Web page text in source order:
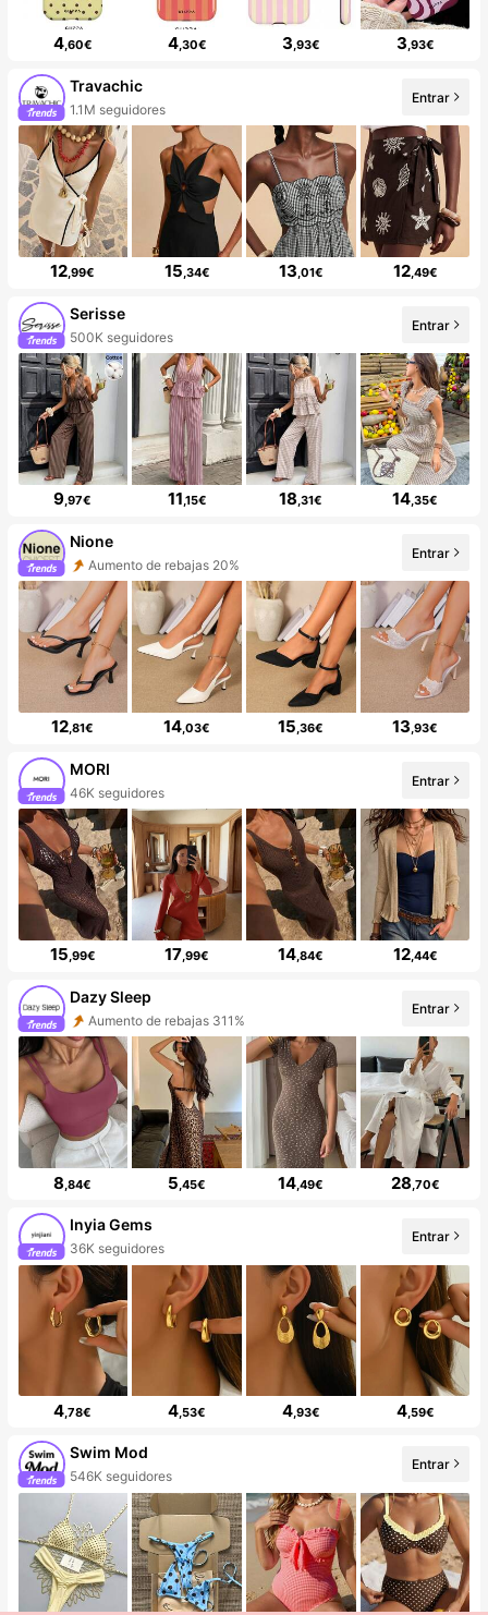
4,60€ 4,30€ 3,93€ 3,93€
Travachic
1.1M seguidores
Entrar
12,99€ 15,34€ 13,01€ 12,49€
Serisse
500K seguidores
Entrar
9,97€ 11,15€ 18,31€ 14,35€
Nione
Aumento de rebajas 20%
Entrar
12,81€ 14,03€ 15,36€ 13,93€
MORI
46K seguidores
Entrar
15,99€ 17,99€ 14,84€ 12,44€
Dazy Sleep
Aumento de rebajas 311%
Entrar
8 ,84€ 5 ,45€ 14 ,49€ 28 ,70€
Inyia Gems
36K seguidores
Entrar
4 ,78€ 4 ,53€ 4,93€ 4,59€
Swim Mod
546K seguidores
Entrar